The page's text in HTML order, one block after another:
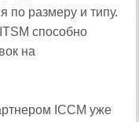
по размеру и типу.
способно
на
ICCM уже